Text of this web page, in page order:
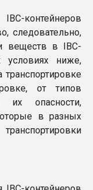
контейнеров
следовательно,
веществ в IBC-
условиях ниже,
от типов
их опасности,
в разных